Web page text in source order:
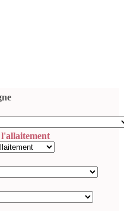
l'allaitement